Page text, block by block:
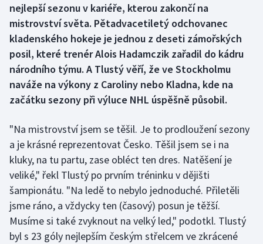
Box
Curling
Dostihy
Florbal
Golf
Gymnastika
Házená
Jezdectví
nejlepší sezonu v kariéře, kterou zakončí na
mistrovství světa. Pětadvacetiletý odchovanec
kladenského hokeje je jednou z deseti zámořských
posil, které trenér Alois Hadamczik zařadil do kádru
národního týmu. A Tlustý věří, že ve Stockholmu
naváže na výkony z Caroliny nebo Kladna, kde na
začátku sezony při výluce NHL úspěšně působil.
"Na mistrovství jsem se těšil. Je to prodloužení sezony
a je krásné reprezentovat Česko. Těšil jsem se i na
kluky, na tu partu, zase obléct ten dres. Natěšení je
veliké," řekl Tlustý po prvním tréninku v dějišti
šampionátu. "Na ledě to nebylo jednoduché. Přiletěli
jsme ráno, a vždycky ten (časový) posun je těžší.
Musíme si také zvyknout na velký led," podotkl. Tlustý
byl s 23 góly nejlepším českým střelcem ve zkrácené